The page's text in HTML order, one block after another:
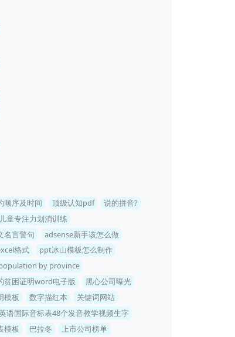
顺序及时间 顶级认知pdf
说的拼音?
儿童专注力划消训练
名言警句
adsense新手该怎么做
格式
ppt冰山模板怎么制作
by province
贫困证明word电子版
黑心公司曝光
模板
数字描红本
关键词网站
语国际音标表48个发音教学视频生字
模板
巴拉冬 上市公司榜单